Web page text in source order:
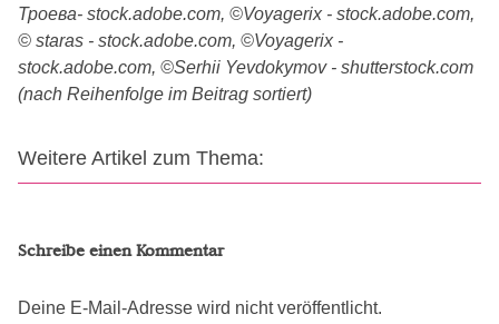
Троева- stock.adobe.com, ©Voyagerix - stock.adobe.com,
© staras - stock.adobe.com, ©Voyagerix -
stock.adobe.com, ©Serhii Yevdokymov - shutterstock.com
(nach Reihenfolge im Beitrag sortiert)
Weitere Artikel zum Thema:
Schreibe einen Kommentar
Deine E-Mail-Adresse wird nicht veröffentlicht.